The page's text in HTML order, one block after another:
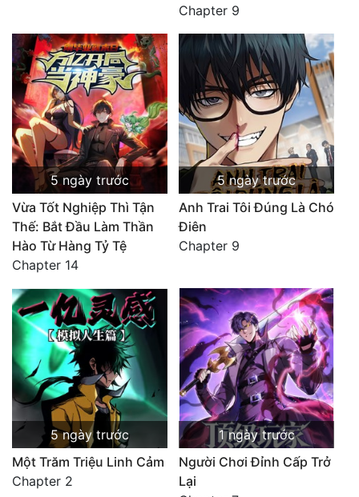
Chapter 9
5 ngày trước
Vừa Tốt Nghiệp Thì Tận
Thế: Bắt Đầu Làm Thần
Hào Từ Hàng Tỷ Tệ
Chapter 14
5 ngày trước
Anh Trai Tôi Đúng Là Chó
Điên
Chapter 9
5 ngày trước
Một Trăm Triệu Linh Cảm
Chapter 2
1 ngày trước
Người Chơi Đỉnh Cấp Trở
Lại